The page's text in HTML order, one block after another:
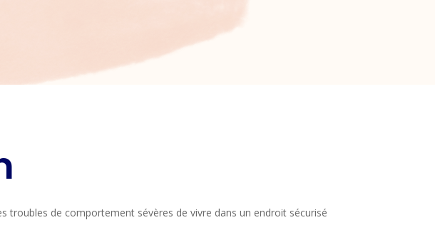
troubles de comportement sévères de vivre dans un endroit sécurisé